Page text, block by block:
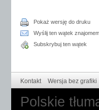
Pokaż wersję do druku
Wyślij ten wątek
Subskrybuj ten wątek
Kontakt Wersja bez grafiki
Polskie